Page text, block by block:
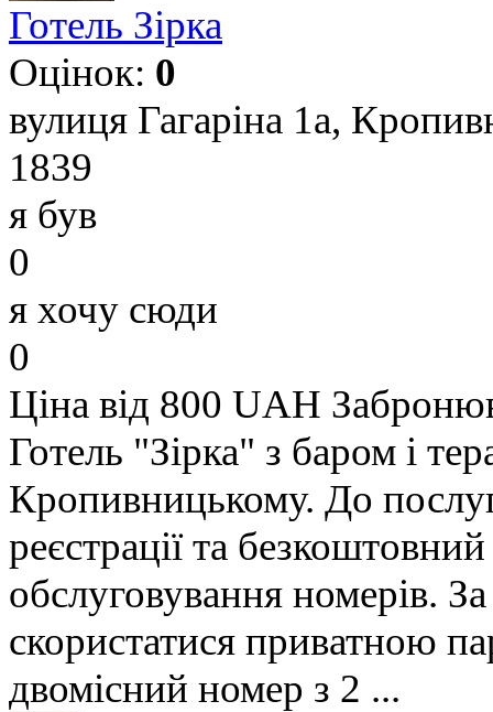
Готель Зірка
Оцінок: 0
вулиця Гагаріна 1а,
1839
я був
0
я хочу сюди
0
Ціна від 800 UAH
Готель "Зірка" з баром і
Кропивницькому. До
реєстрації та
обслуговування номерів.
скористатися приватною
двомісний номер з 2 ...